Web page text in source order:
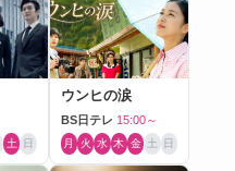
土 日
ウンヒの涙
BS日テレ 15:00～
月 火 水 木 金 土 日